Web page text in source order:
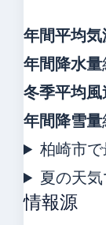
年間平均
年間降水量
冬季平均
年間降雪量
柏崎市
夏の天
情報源